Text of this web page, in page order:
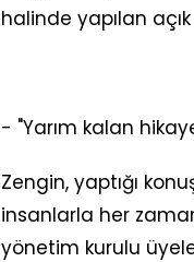
halinde yapılan
- "Yarım kalan
Zengin, yaptığı
insanlarla her
yönetim kurulu